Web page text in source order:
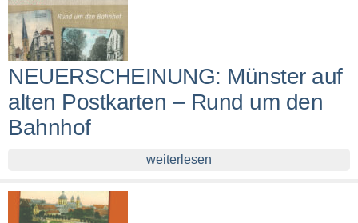
NEUERSCHEINUNG: Münster auf
alten Postkarten – Rund um den
Bahnhof
weiterlesen